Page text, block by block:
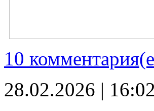
10
28.02.2026 | 16:02